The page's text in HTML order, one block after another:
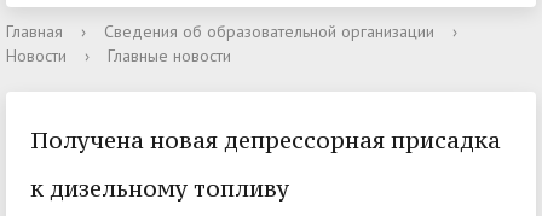
Главная › Сведения об образовательной организации
›
Новости
› Главные новости
Получена новая депрессорная присадка
к дизельному топливу